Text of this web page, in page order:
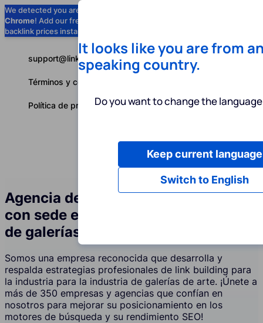
We detected you are using
Chrome! Add our free extension to check
backlink prices instantly as you browse.
Servicios
Español
support@linkbuilder.com
Términos y condiciones
Política de privacidad
Agencia de servicios de link building
con sede en la UE para la industria
de galerías de arte
Somos una empresa reconocida que desarrolla y
respalda estrategias profesionales de link building para
la industria para la industria de galerías de arte. ¡Únete a
más de 350 empresas y agencias que confían en
nosotros para mejorar su posicionamiento en los
motores de búsqueda y su rendimiento SEO!
It looks like you are from
speaking country.
Do you want to change the
Switch to English
Keep current language